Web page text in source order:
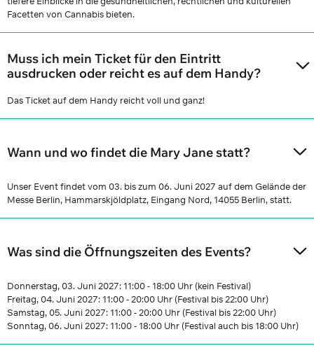
Facetten von Cannabis bieten.
Muss ich mein Ticket für den Eintritt
ausdrucken oder reicht es auf dem Handy?
Das Ticket auf dem Handy reicht voll und ganz!
Wann und wo findet die Mary Jane statt?
Unser Event findet vom 03. bis zum 06. Juni 2027 auf dem Gelände der
Messe Berlin, Hammarskjöldplatz, Eingang Nord, 14055 Berlin, statt.
Was sind die Öffnungszeiten des Events?
Donnerstag, 03. Juni 2027: 11:00 - 18:00 Uhr (kein Festival)
Freitag, 04. Juni 2027: 11:00 - 20:00 Uhr (Festival bis 22:00 Uhr)
Samstag, 05. Juni 2027: 11:00 - 20:00 Uhr (Festival bis 22:00 Uhr)
Sonntag, 06. Juni 2027: 11:00 - 18:00 Uhr (Festival auch bis 18:00 Uhr)